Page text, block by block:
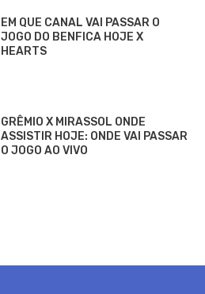
EM QUE CANAL VAI PASSAR O
JOGO DO BENFICA HOJE X
HEARTS
GRÊMIO X MIRASSOL ONDE
ASSISTIR HOJE: ONDE VAI PASSAR
O JOGO AO VIVO